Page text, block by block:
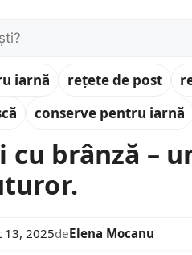
iarnă rețete de post
conserve pentru iarnă
cu brânză –
13, 2025deElena Mocanu